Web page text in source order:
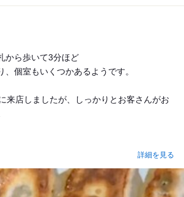
から歩いて3分ほど
、個室もいくつかあるようです。
来店しましたが、しっかりとお客さんがお
詳細を見る